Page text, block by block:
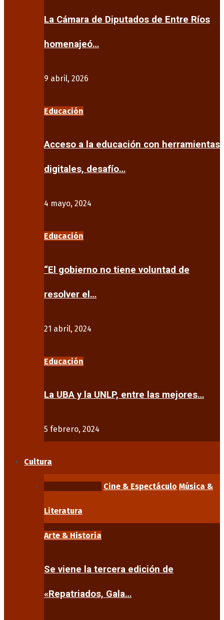
La Cámara de Diputados de Entre Ríos
homenajeó…
9 abril, 2026
Educación
Acceso a la educación con herramientas
digitales, desafío…
4 mayo, 2024
Educación
“El gobierno no tiene voluntad de
resolver el…
21 abril, 2024
Educación
La UBA y la UNLP, entre las mejores…
5 febrero, 2024
Cultura
Cine & Espectáculo Música &
Literatura
Arte & Historia
Se viene la tercera edición de
«Repatriados, Gala…